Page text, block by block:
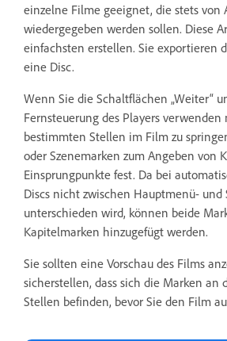
einzelne Filme geeignet, die stets von
wiedergegeben werden sollen. Diese
einfachsten erstellen. Sie exportieren
eine Disc.
Wenn Sie die Schaltflächen „Weiter“
Fernsteuerung des Players verwenden
bestimmten Stellen im Film zu
oder Szenemarken zum Angeben von
Einsprungpunkte fest. Da bei
Discs nicht zwischen Hauptmenü- und
unterschieden wird, können beide
Kapitelmarken hinzugefügt werden.
Sie sollten eine Vorschau des Films
sicherstellen, dass sich die Marken an
Stellen befinden, bevor Sie den Film